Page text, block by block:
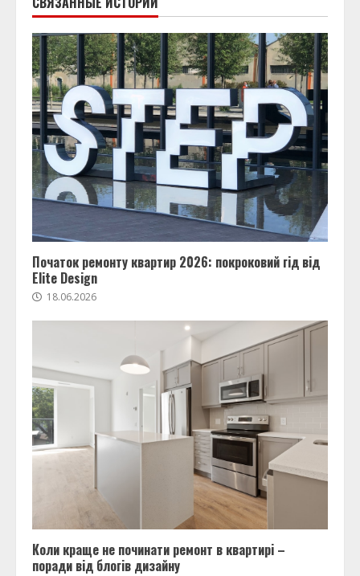
Початок ремонту квартир 2026: покроковий гід від
Elite Design
18.06.2026
Коли краще не починати ремонт в квартирі –
поради від блогів дизайну